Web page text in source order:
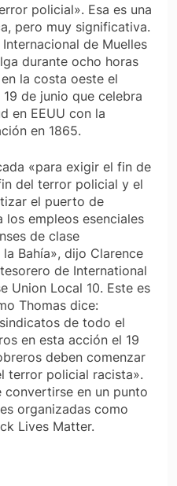
policial». Esa es una
pero muy significativa.
de Muelles
durante ocho horas
la costa oeste el
de junio que celebra
en EEUU con la
en 1865.
«para exigir el fin de
del terror policial y el
el puerto de
los empleos esenciales
de clase
Bahía», dijo Clarence
de International
Union Local 10. Este es
Thomas dice:
de todo el
en esta acción el 19
deben comenzar
terror policial racista».
convertirse en un punto
organizadas como
Lives Matter.